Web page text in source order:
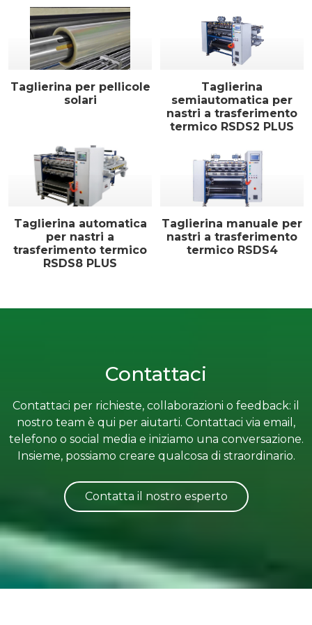
Taglierina per pellicole
solari
Taglierina
semiautomatica per
nastri a trasferimento
termico RSDS2 PLUS
Taglierina automatica
per nastri a
trasferimento termico
RSDS8 PLUS
Taglierina manuale per
nastri a trasferimento
termico RSDS4
Contattaci
Contattaci per richieste, collaborazioni o feedback: il
nostro team è qui per aiutarti. Contattaci via email,
telefono o social media e iniziamo una conversazione.
Insieme, possiamo creare qualcosa di straordinario.
Contatta il nostro esperto